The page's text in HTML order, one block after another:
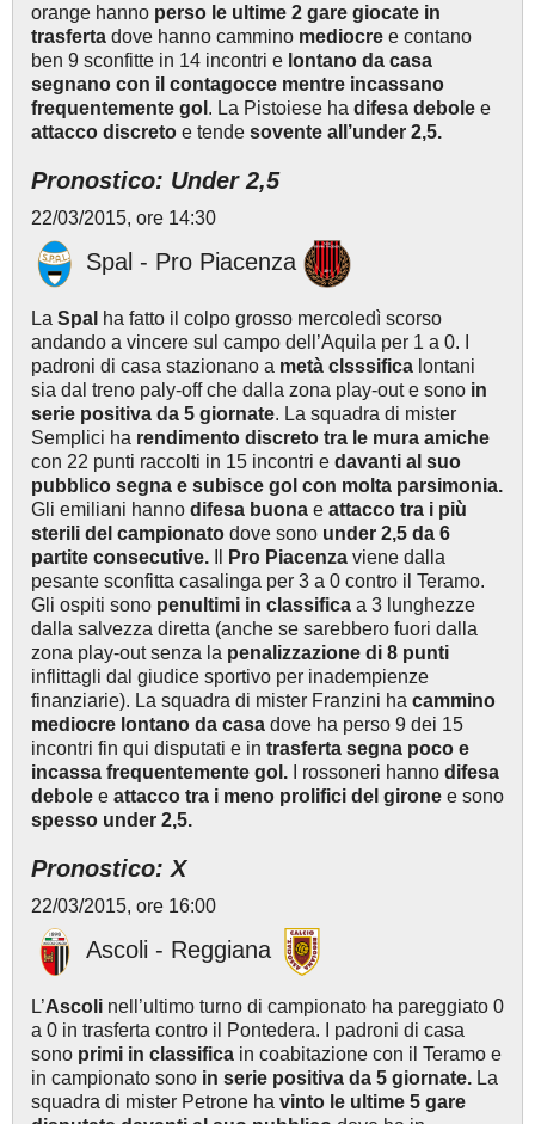
orange hanno perso le ultime 2 gare giocate in
trasferta dove hanno cammino mediocre e contano
ben 9 sconfitte in 14 incontri e lontano da casa
segnano con il contagocce mentre incassano
frequentemente gol . La Pistoiese ha difesa debole e
attacco discreto e tende sovente all’under 2,5.
Pronostico: Under 2,5
22/03/2015, ore 14:30
Spal - Pro Piacenza
La Spal ha fatto il colpo grosso mercoledì scorso
andando a vincere sul campo dell’Aquila per 1 a 0. I
padroni di casa stazionano a metà clsssifica lontani
sia dal treno paly-off che dalla zona play-out e sono in
serie positiva da 5 giornate. La squadra di mister
Semplici ha rendimento discreto tra le mura amiche
con 22 punti raccolti in 15 incontri e davanti al suo
pubblico segna e subisce gol con molta parsimonia.
Gli emiliani hanno difesa buona e attacco tra i più
sterili del campionato dove sono under 2,5 da 6
partite consecutive.
Pro Piacenza viene dalla
pesante sconfitta casalinga per 3 a 0 contro il Teramo.
Gli ospiti sono penultimi in classifica a 3 lunghezze
dalla salvezza diretta (anche se sarebbero fuori dalla
zona play-out senza la penalizzazione di 8 punti
inflittagli dal giudice sportivo per inadempienze
finanziarie). La squadra di mister Franzini ha cammino
mediocre lontano da casa dove ha perso 9 dei 15
incontri fin qui disputati e in trasferta segna poco e
incassa frequentemente gol.
I rossoneri hanno difesa
debole e attacco tra i meno prolifici del girone e sono
spesso under 2,5.
Pronostico: X
22/03/2015, ore 16:00
Ascoli - Reggiana
L’Ascoli nell’ultimo turno di campionato ha pareggiato 0
a 0 in trasferta contro il Pontedera. I padroni di casa
sono primi in classifica in coabitazione con il Teramo e
in campionato sono in serie positiva da 5 giornate. La
squadra di mister Petrone ha vinto le ultime 5 gare